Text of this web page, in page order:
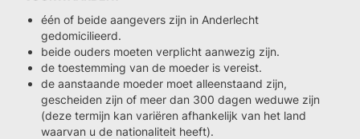
één of beide aangevers zijn in Anderlecht
gedomicilieerd.
beide ouders moeten verplicht aanwezig zijn.
de toestemming van de moeder is vereist.
de aanstaande moeder moet alleenstaand zijn,
gescheiden zijn of meer dan 300 dagen weduwe zijn
(deze termijn kan variëren afhankelijk van het land
waarvan u de nationaliteit heeft).